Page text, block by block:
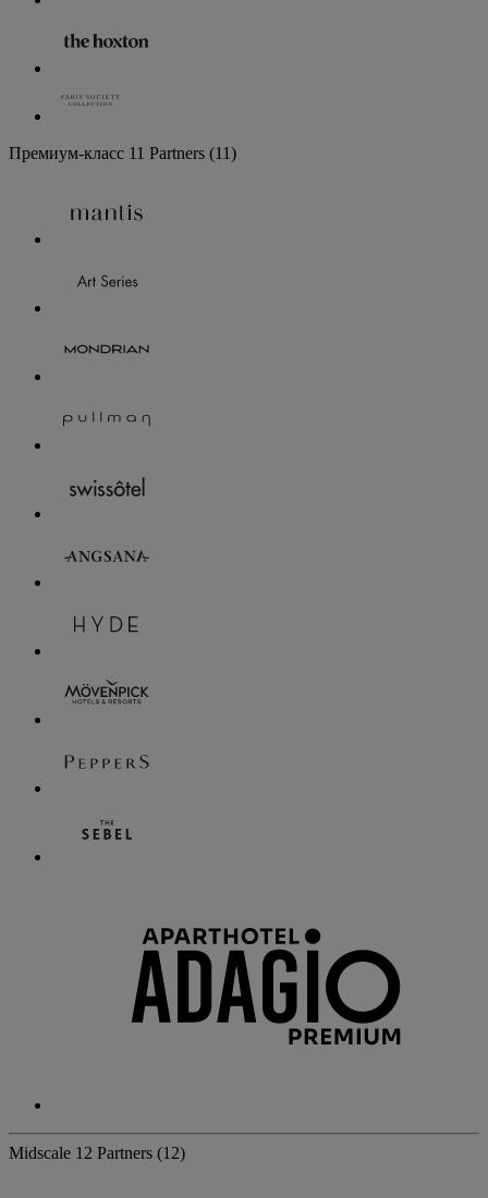
Премиум-класс 11 Partners (11)
Midscale 12 Partners (12)